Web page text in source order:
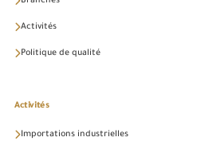
Activités
Politique de qualité
Activités
Importations industrielles